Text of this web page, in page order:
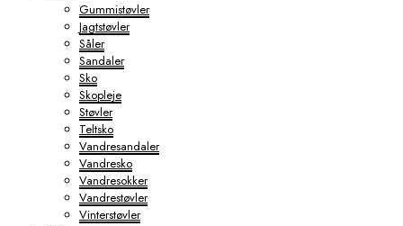
Gummistøvler
Jagtstøvler
Såler
Sandaler
Sko
Skopleje
Støvler
Teltsko
Vandresandaler
Vandresko
Vandresokker
Vandrestøvler
Vinterstøvler